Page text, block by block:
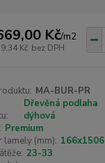
Kč/m2
Kč bez DPH
MA-BUR-PR
Dřevěná podlaha
dýhová
Premium
lamely (mm): 166x1506
23-33